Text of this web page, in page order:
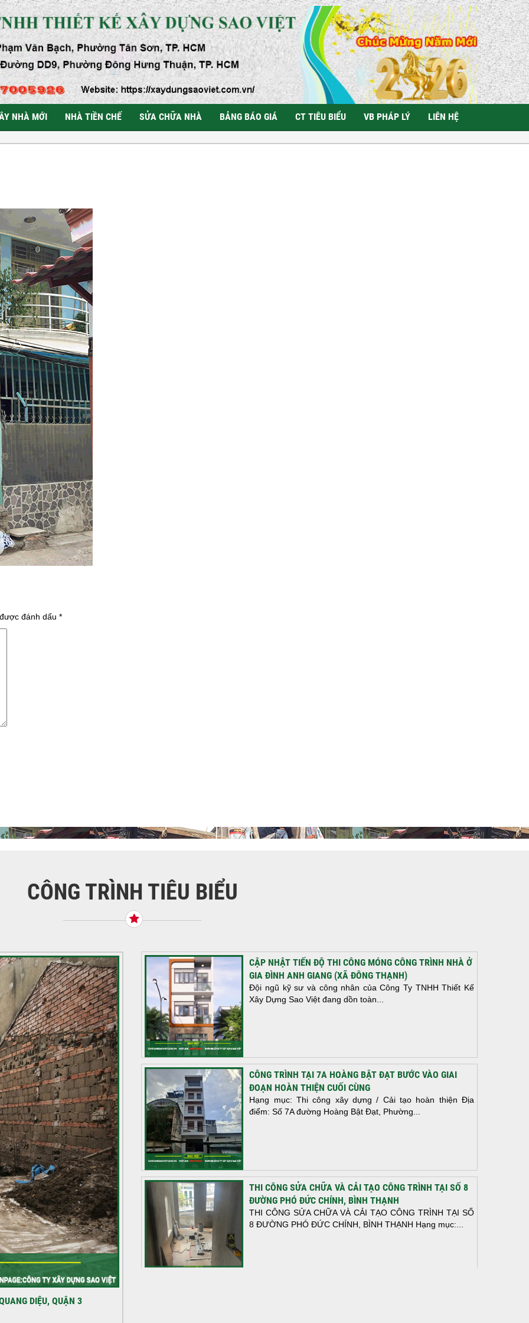
NHÀ MỚI NHÀ TIỀN CHẾ SỬA CHỮA NHÀ BẢNG BÁO GIÁ CT TIÊU BIỂU VB PHÁP LÝ LIÊN HỆ
đánh dấu *
CÔNG TRÌNH TIÊU BIỂU
DIỆU, QUẬN 3
CẬP NHẬT TIẾN ĐỘ THI CÔNG MÓNG CÔNG TRÌNH NHÀ Ở
GIA ĐÌNH ANH GIANG (XÃ ĐÔNG THẠNH)
Đội ngũ kỹ sư và công nhân của Công Ty TNHH Thiết Kế
Xây Dựng Sao Việt đang dồn toàn...
CÔNG TRÌNH TẠI 7A HOÀNG BẬT ĐẠT BƯỚC VÀO GIAI
ĐOẠN HOÀN THIỆN CUỐI CÙNG
Hạng mục: Thi công xây dựng / Cải tạo hoàn thiện Địa
điểm: Số 7A đường Hoàng Bật Đạt, Phường...
THI CÔNG SỬA CHỮA VÀ CẢI TẠO CÔNG TRÌNH TẠI SỐ 8
ĐƯỜNG PHÓ ĐỨC CHÍNH, BÌNH THẠNH
THI CÔNG SỬA CHỮA VÀ CẢI TẠO CÔNG TRÌNH TẠI SỐ
8 ĐƯỜNG PHÓ ĐỨC CHÍNH, BÌNH THẠNH Hạng mục:...